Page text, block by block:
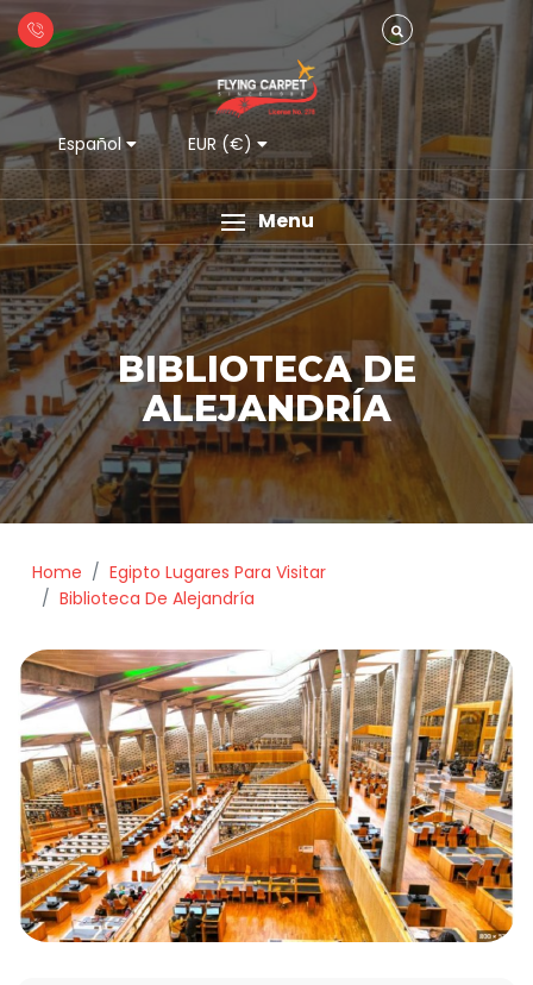
Español EUR (€)
Menu
BIBLIOTECA DE
ALEJANDRÍA
Home
Egipto Lugares Para Visitar
Biblioteca De Alejandría